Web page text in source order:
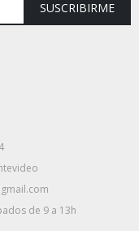
de 9 a 13h
SUSCRIBIRME